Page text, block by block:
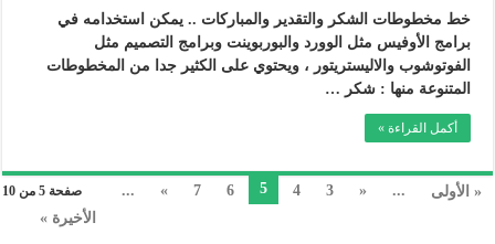
خط مخطوطات الشكر والتقدير والمباركات .. يمكن استخدامه في
برامج الأوفيس مثل الوورد والبوربوينت وبرامج التصميم مثل
الفوتوشوب والاليستريتور ، ويحتوي على الكثير جدا من المخطوطات
المتنوعة منها : شكر …
أكمل القراءة »
صفحة 5 من 10 « الأولى ...
«
3
4
5
6
7
»
...
الأخيرة »